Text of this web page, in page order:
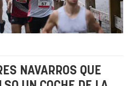
NAVARROS QUE